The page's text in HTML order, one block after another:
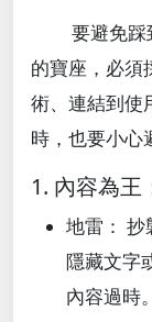
要避免
的寶座，必須
術、連結到使
時，也要小心
1. 內容為王
地雷： 抄
隱藏文字
內容過時。